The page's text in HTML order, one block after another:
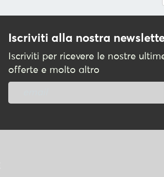
Iscriviti alla nostra
Iscriviti per ricevere le nostre
offerte e molto altro